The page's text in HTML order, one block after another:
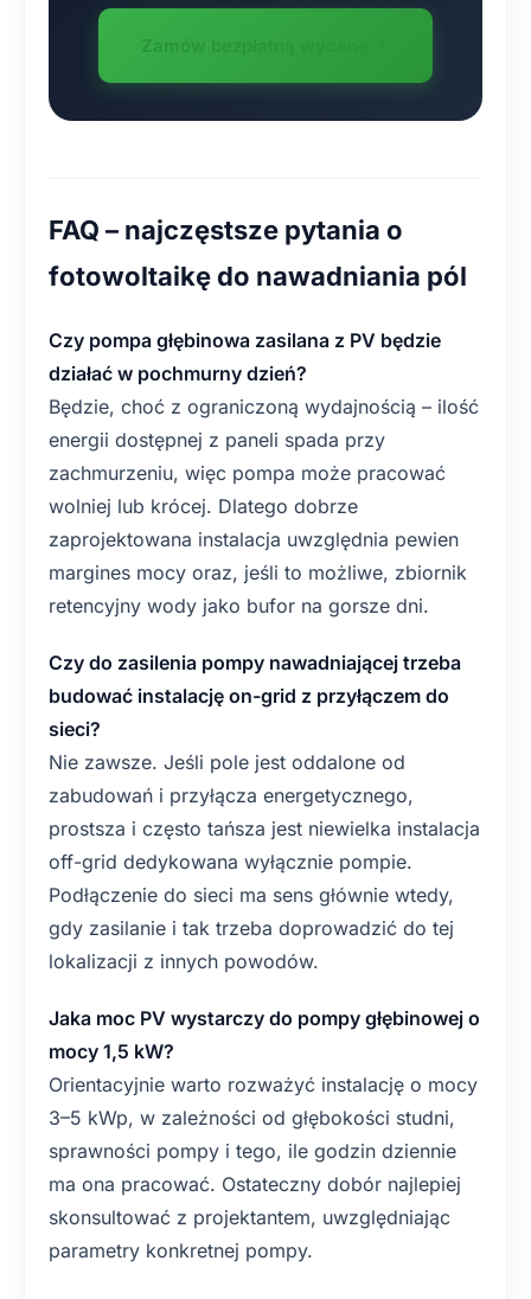
Zamów bezpłatną wycenę
FAQ – najczęstsze pytania o
fotowoltaikę do nawadniania pól
Czy pompa głębinowa zasilana z PV będzie
działać w pochmurny dzień?
Będzie, choć z ograniczoną wydajnością – ilość
energii dostępnej z paneli spada przy
zachmurzeniu, więc pompa może pracować
wolniej lub krócej. Dlatego dobrze
zaprojektowana instalacja uwzględnia pewien
margines mocy oraz, jeśli to możliwe, zbiornik
retencyjny wody jako bufor na gorsze dni.
Czy do zasilenia pompy nawadniającej trzeba
budować instalację on-grid z przyłączem do
sieci?
Nie zawsze. Jeśli pole jest oddalone od
zabudowań i przyłącza energetycznego,
prostsza i często tańsza jest niewielka instalacja
off-grid dedykowana wyłącznie pompie.
Podłączenie do sieci ma sens głównie wtedy,
gdy zasilanie i tak trzeba doprowadzić do tej
lokalizacji z innych powodów.
Jaka moc PV wystarczy do pompy głębinowej o
mocy 1,5 kW?
Orientacyjnie warto rozważyć instalację o mocy
3–5 kWp, w zależności od głębokości studni,
sprawności pompy i tego, ile godzin dziennie
ma ona pracować. Ostateczny dobór najlepiej
skonsultować z projektantem, uwzględniając
parametry konkretnej pompy.